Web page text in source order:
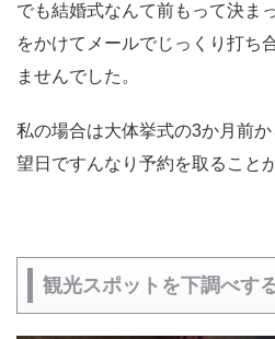
でも結婚式なんて前もって決ま
をかけてメールでじっくり打ち
ませんでした。
私の場合は大体挙式の3か月前
望日ですんなり予約を取ること
観光スポットを下調べす